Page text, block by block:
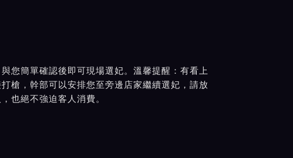
您簡單確認後即可現場選妃。溫馨提醒：有看上
槍，幹部可以安排您至旁邊店家繼續選妃，請放
也絕不強迫客人消費。